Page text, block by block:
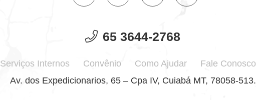
65 3644-2768
Serviços Internos Convênio Como Ajudar Fale Conosco
Av. dos Expedicionarios, 65 – Cpa IV, Cuiabá MT, 78058-513.